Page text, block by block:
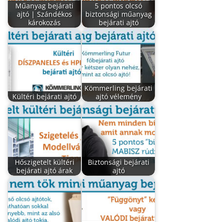
Műanyag bejárati
ajtó | Szándékos
károkozás
5 pontos olcsó
biztonsági műanyag
bejárati ajtó
Kültéri bejárati ajtó
Kömmerling bejárati
ajtó vélemény
Hőszigetelt kültéri
bejárati ajtó árak
Biztonsági bejárati
ajtó